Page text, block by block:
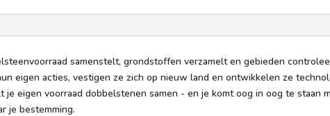
samenstelt, grondstoffen verzamelt en gebieden
eigen acties, vestigen ze zich op nieuw land en ontwikkelen ze
eigen voorraad dobbelstenen samen - en je komt oog in oog te staan
je bestemming.